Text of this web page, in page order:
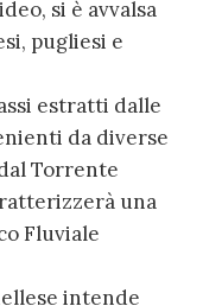
si è avvalsa
pugliesi e
estratti dalle
da diverse
Torrente
una
Fluviale
intende